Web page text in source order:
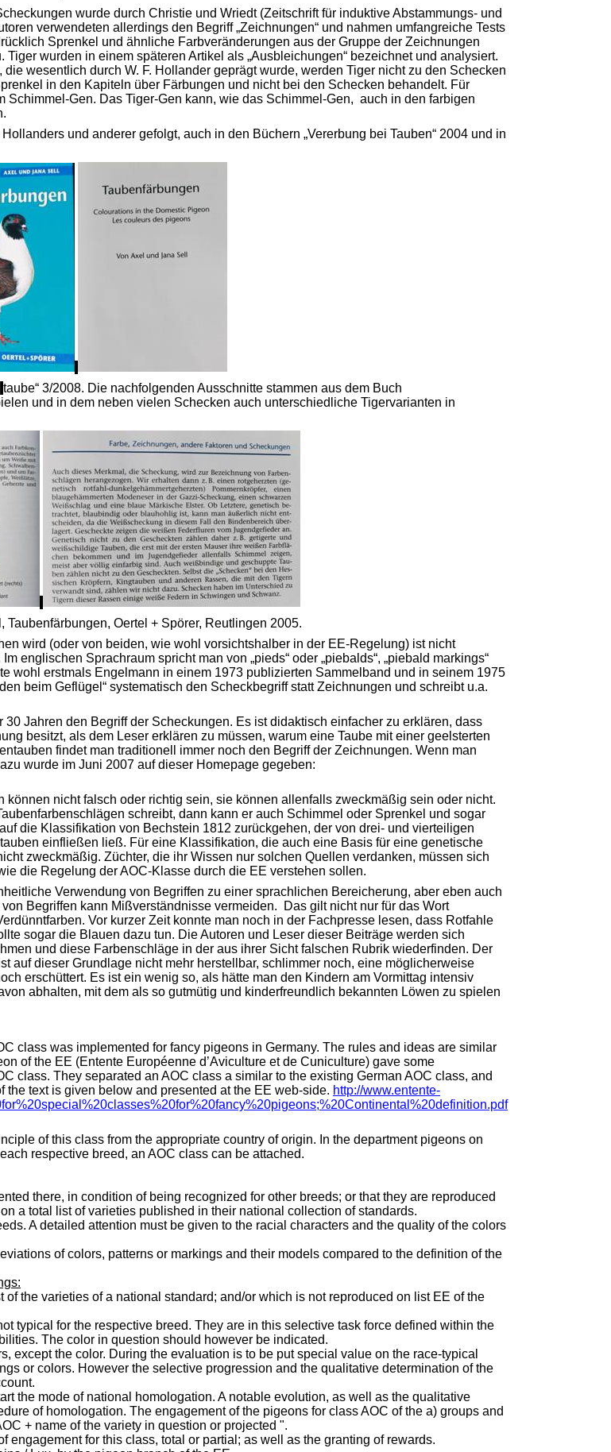
wurde durch Christie und Wriedt (Zeitschrift für induktive Abstammungs- und
verwendeten allerdings den Begriff „Zeichnungen“ und nahmen umfangreiche Tests
Sprenkel und ähnliche Farbveränderungen aus der Gruppe der Zeichnungen
wurden in einem späteren Artikel als „Ausbleichungen“ bezeichnet und analysiert.
wesentlich durch W. F. Hollander geprägt wurde, werden Tiger nicht zu den Schecken
in den Kapiteln über Färbungen und nicht bei den Schecken behandelt. Für
Gen. Das Tiger-Gen kann, wie das Schimmel-Gen, auch in den farbigen
und anderer gefolgt, auch in den Büchern „Vererbung bei Tauben“ 2004 und in
taube“ 3/2008. Die nachfolgenden Ausschnitte stammen aus dem Buch
und in dem neben vielen Schecken auch unterschiedliche Tigervarianten in
Taubenfärbungen, Oertel + Spörer, Reutlingen 2005.
wird (oder von beiden, wie wohl vorsichtshalber in der EE-Regelung) ist nicht
englischen Sprachraum spricht man von „pieds“ oder „piebalds“, „piebald markings“
wohl erstmals Engelmann in einem 1973 publizierten Sammelband und in seinem 1975
beim Geflügel“ systematisch den Scheckbegriff statt Zeichnungen und schreibt u.a.
Jahren den Begriff der Scheckungen. Es ist didaktisch einfacher zu erklären, dass
besitzt, als dem Leser erklären zu müssen, warum eine Taube mit einer geelsterten
findet man traditionell immer noch den Begriff der Zeichnungen. Wenn man
wurde im Juni 2007 auf dieser Homepage gegeben:
nicht falsch oder richtig sein, sie können allenfalls zweckmäßig sein oder nicht.
schreibt, dann kann er auch Schimmel oder Sprenkel und sogar
die Klassifikation von Bechstein 1812 zurückgehen, der von drei- und vierteiligen
einfließen ließ. Für eine Klassifikation, die auch eine Basis für eine genetische
zweckmäßig. Züchter, die ihr Wissen nur solchen Quellen verdanken, müssen sich
die Regelung der AOC-Klasse durch die EE verstehen sollen.
Verwendung von Begriffen zu einer sprachlichen Bereicherung, aber eben auch
Begriffen kann Mißverständnisse vermeiden. Das gilt nicht nur für das Wort
Vor kurzer Zeit konnte man noch in der Fachpresse lesen, dass Rotfahle
sogar die Blauen dazu tun. Die Autoren und Leser dieser Beiträge werden sich
und diese Farbenschläge in der aus ihrer Sicht falschen Rubrik wiederfinden. Der
auf dieser Grundlage nicht mehr herstellbar, schlimmer noch, eine möglicherweise
erschüttert. Es ist ein wenig so, als hätte man den Kindern am Vormittag intensiv
abhalten, mit dem als so gutmütig und kinderfreundlich bekannten Löwen zu spielen
class was implemented for fancy pigeons in Germany. The rules and ideas are similar
of the EE (Entente Européenne d’Aviculture et de Cuniculture) gave some
class. They separated an AOC class a similar to the existing German AOC class, and
text is given below and presented at the EE web-side. http://www.entente-
of this class from the appropriate country of origin. In the department pigeons on
respective breed, an AOC class can be attached.
there, in condition of being recognized for other breeds; or that they are reproduced
a total list of varieties published in their national collection of standards.
A detailed attention must be given to the racial characters and the quality of the colors
of colors, patterns or markings and their models compared to the definition of the
of the varieties of a national standard; and/or which is not reproduced on list EE of the
typical for the respective breed. They are in this selective task force defined within the
The color in question should however be indicated.
except the color. During the evaluation is to be put special value on the race-typical
or colors. However the selective progression and the qualitative determination of the
the mode of national homologation. A notable evolution, as well as the qualitative
of homologation. The engagement of the pigeons for class AOC of the a) groups and
+ name of the variety in question or projected ".
engagement for this class, total or partial; as well as the granting of rewards.